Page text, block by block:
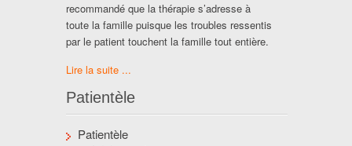
recommandé que la thérapie s’adresse à
toute la famille puisque les troubles ressentis
par le patient touchent la famille tout entière.
Lire la suite ...
Patientèle
Patientèle